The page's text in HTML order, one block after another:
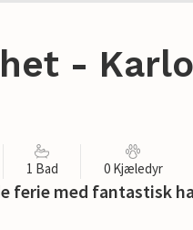
-
1 Bad 0 Kjæledyr
ferie med fantastisk